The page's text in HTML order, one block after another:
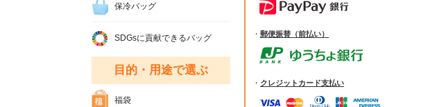
・ 郵便振替（前払い）
・ クレジットカード支払い
保冷バッグ
SDGsに貢献できるバッグ
目的・用途で選ぶ
福袋